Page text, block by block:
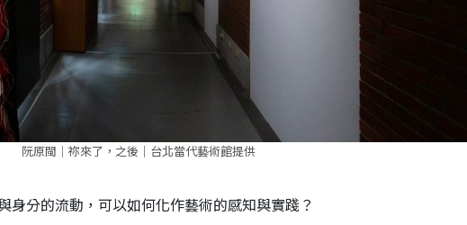
阮原閩｜祢來了，之後｜台北當代藝術館提供
身分的流動，可以如何化作藝術的感知與實踐？